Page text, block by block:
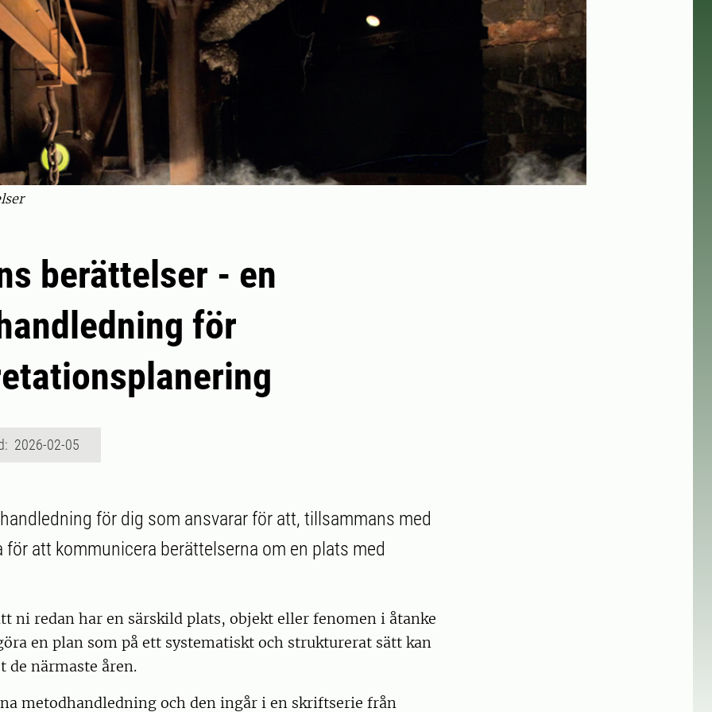
berättelser - en
för
2026-02-05
för dig som ansvarar för att, tillsammans med
för att kommunicera berättelserna om en plats med
ni redan har en särskild plats, objekt eller fenomen i åtanke
en plan som på ett systematiskt och strukturerat sätt kan
de närmaste åren.
metodhandledning och den ingår i en skriftserie från